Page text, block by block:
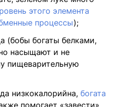
этого элемента
процессы);
(бобы богаты белками,
насыщают и не
пищеварительную
низкокалорийна, богата
помогает «завести»